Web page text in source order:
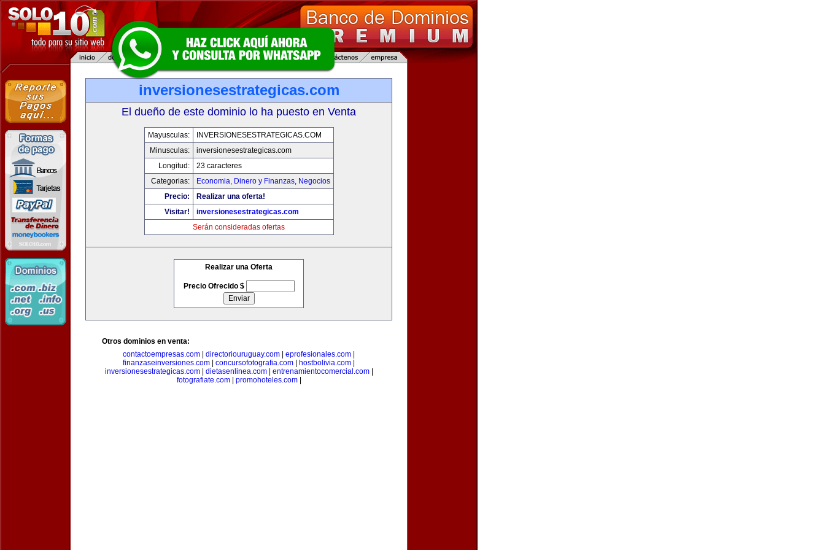
inversionesestrategicas.com
El dueño de este dominio lo ha puesto en Venta
Mayusculas:
INVERSIONESESTRATEGICAS.COM
Minusculas:
inversionesestrategicas.com
Longitud:
23 caracteres
Categorias:
Economia, Dinero y Finanzas, Negocios
Precio:
Realizar una oferta!
Visitar!
inversionesestrategicas.com
Serán consideradas ofertas
Realizar una Oferta
Precio Ofrecido $
Otros dominios en venta:
contactoempresas.com
directoriouruguay.com eprofesionales.com
finanzaseinversiones.com
concursofotografia.com hostbolivia.com
inversionesestrategicas.com| dietasenlinea.com| entrenamientocomercial.com|
fotografiate.com| promohoteles.com|